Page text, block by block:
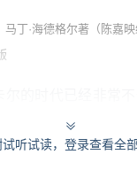
马丁·海德格尔著（陈嘉
：“身体感觉到的，
试听试读，登录查看全